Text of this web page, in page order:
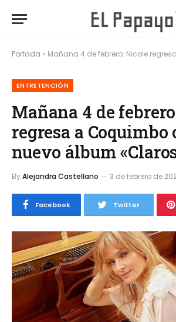
Portada » Mañana 4 de febrero: Nicole regresa a Coquimbo
ENTRETENCIÓN
Mañana 4 de
regresa a Coquimbo
nuevo álbum
ByAlejandra Castellano 3 de febrero de
Facebook Twitter